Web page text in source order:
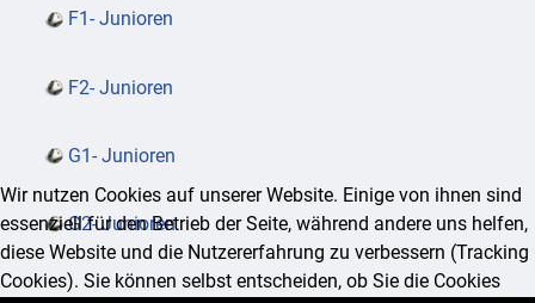
F1- Junioren
F2- Junioren
G1- Junioren
G2- Junioren
Wir nutzen Cookies auf unserer Website. Einige von ihnen sind
essenziell für den Betrieb der Seite, während andere uns helfen,
diese Website und die Nutzererfahrung zu verbessern (Tracking
Cookies). Sie können selbst entscheiden, ob Sie die Cookies